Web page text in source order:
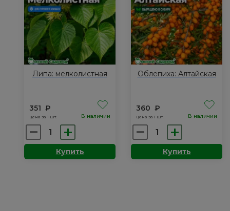
Липа: мелколистная
351 ₽
цена за 1 шт. В наличии
Количество
товара
Купить
Облепиха: Алтайская
360 ₽
цена за 1 шт. В наличии
Количество
товара
Облепиха:Купить